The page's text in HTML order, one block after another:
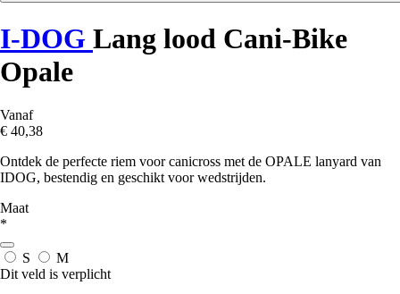
I-DOG Lang lood Cani-Bike
Opale
Vanaf
€ 40,38
Ontdek de perfecte riem voor canicross met de OPALE lanyard van
IDOG, bestendig en geschikt voor wedstrijden.
Maat
*
S
M
Dit veld is verplicht